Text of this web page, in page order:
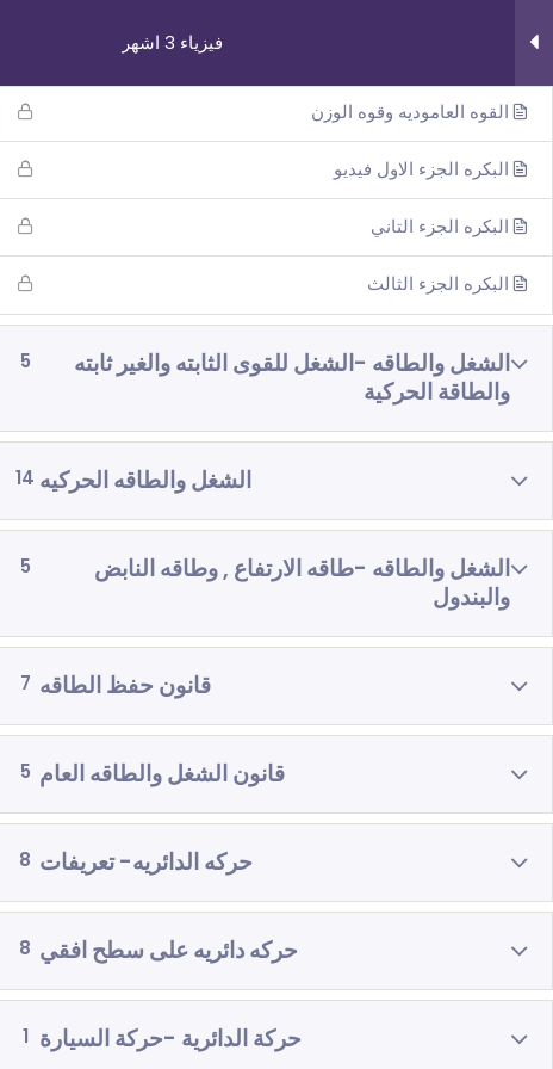
فيزياء 3 اشهر
القوه العاموديه وقوه الوزن
البكره الجزء الاول فيديو
البكره الجزء التاني
البكره الجزء الثالث
الشغل والطاقه -الشغل للقوى الثابته والغير ثابته
والطاقة الحركية
5
الشغل والطاقه الحركيه 14
الشغل والطاقه -طاقه الارتفاع , وطاقه النابض
والبندول
5
قانون حفظ الطاقه 7
قانون الشغل والطاقه العام 5
حركه الدائريه- تعريفات 8
حركه دائريه على سطح افقي 8
حركة الدائرية -حركة السيارة 1
روابط مهمة
من نحن
اتصل بنا
_תנאי שימוש עברית
شروط الاستخدام
دوراتنا
بچروت 3 وحدات 1 اشهر
رياضيات 5 وحدات 3 اشهر
فيزياء 3 اشهر